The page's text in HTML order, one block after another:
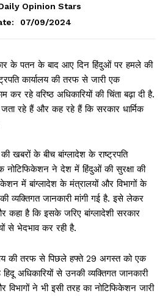
Opinion Stars
07/09/2024
के पतन के बाद आए दिन हिंदुओं पर हमले की
कार्यालय की तरफ से जारी एक
रहे वरिष्ठ अधिकारियों की चिंता बढ़ा दी है.
रहे हैं और कह रहे हैं कि सरकार धार्मिक
खबरों के बीच बांग्लादेश के राष्ट्रपति
नोटिफिकेशन ने देश में हिंदुओं की सुरक्षा की
में बांग्लादेश के मंत्रालयों और विभागों के
व्यक्तिगत जानकारी मांगी गई है. इसे लेकर
कहा है कि इसके जरिए बांग्लादेशी सरकार
से भेदभाव कर रही है.
की तरफ से पिछले हफ्ते 29 अगस्त को एक
अधिकारियों से उनकी व्यक्तिगत जानकारी
विभागों ने भी इसी तरह का नोटिफिकेशन जारी